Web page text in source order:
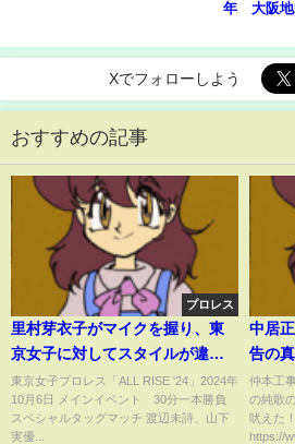
年 大阪地
Xでフォローしよう
おすすめの記事
プロレス
里村芽衣子がマイクを握り、東
京女子に対してスタイルが違う
と言われてるけどリングに上が
ればこの業界、全員敵。引退す
るまであと6か月ある中でもう一
東京女子プロレス「ALL RISE '24」2024年
10月6日 メインイベント 30分一本勝負
スペシャルタッグマッチ 渡辺未詩、山下
実優...
中居
告の
ージ
ない
闘病
仲本工
の純歌
吠えた
https://